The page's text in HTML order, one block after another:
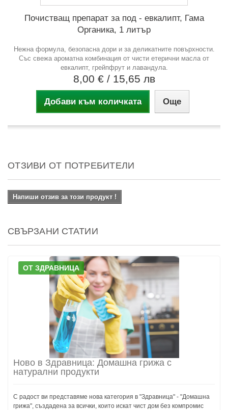
Почистващ препарат за под - евкалипт, Гама
Органика, 1 литър
Нежна формула, безопасна дори и за деликатните повърхности.
Със свежа ароматна комбинация от чисти етерични масла от
евкалипт, грейпфрут и лавандула.
8,00 € / 15,65 лв
Добави към количката Още
ОТЗИВИ ОТ ПОТРЕБИТЕЛИ
Напиши отзив за този продукт !
СВЪРЗАНИ СТАТИИ
ОТ ЗДРАВНИЦА
Ново в Здравница: Домашна грижа с
натурални продукти
С радост ви представяме нова категория в "Здравница" - "Домашна
грижа", създадена за всички, които искат чист дом без компромис